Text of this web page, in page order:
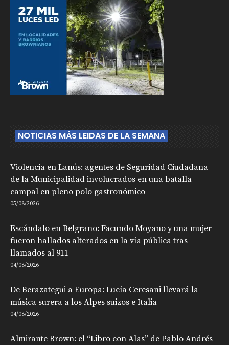
NOTICIAS MÁS LEIDAS DE LA SEMANA
Violencia en Lanús: agentes de Seguridad Ciudadana
de la Municipalidad involucrados en una batalla
campal en pleno polo gastronómico
05/08/2026
Escándalo en Belgrano: Facundo Moyano y una mujer
fueron hallados alterados en la vía pública tras
llamados al 911
04/08/2026
De Berazategui a Europa: Lucía Ceresani llevará la
música surera a los Alpes suizos e Italia
04/08/2026
Almirante Brown: el “Libro con Alas” de Pablo Andrés